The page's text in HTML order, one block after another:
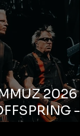
2026 –
–
Life Park